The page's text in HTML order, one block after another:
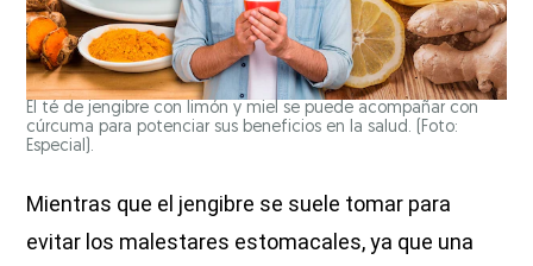
El té de jengibre con limón y miel se puede acompañar con
cúrcuma para potenciar sus beneficios en la salud. (Foto:
Especial).
Mientras que el jengibre se suele tomar para
evitar los malestares estomacales, ya que una